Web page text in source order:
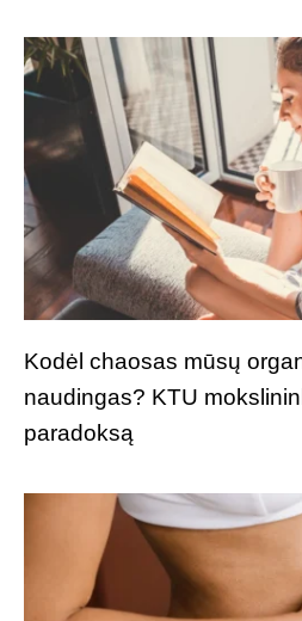
Kodėl chaosas mūsų
naudingas? KTU
paradoksą